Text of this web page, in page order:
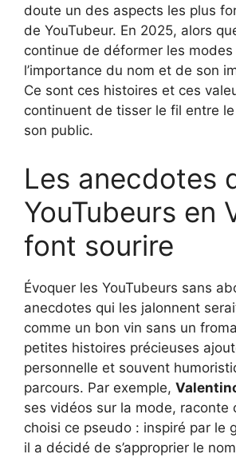
doute un des aspects les plus
de YouTubeur. En 2025, alors
continue de déformer les
l’importance du nom et de son
Ce sont ces histoires et ces
continuent de tisser le fil entre
son public.
Les anecdotes
YouTubeurs en
font sourire
Évoquer les YouTubeurs sans
anecdotes qui les jalonnent
comme un bon vin sans un
petites histoires précieuses
personnelle et souvent
parcours. Par exemple,
ses vidéos sur la mode, raconte
choisi ce pseudo : inspiré par le
il a décidé de s’approprier le